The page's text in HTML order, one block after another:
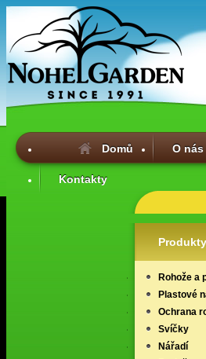
Domů O nás
Kontakty
Produkty
Rohože a
Plastové
Ochrana
Svíčky
Nářadí